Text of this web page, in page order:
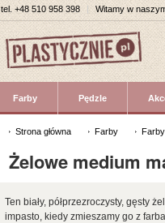
tel.+48 510 958 398 | Witamy w
Farby Pędzle
Strona główna Farby
Żelowe medium
Ten biały, półprzezroczysty, gęsty
impasto, kiedy zmieszamy go z